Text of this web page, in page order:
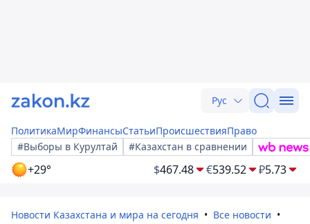
Рус
ПолитикаМирФинансыСтатьиПроисшествияПраво
#Выборы в Курултай
#Казахстан в сравнении
+29° $467.48 €539.52 ₽5.73
Новости Казахстана и мира на сегодня
Все новости